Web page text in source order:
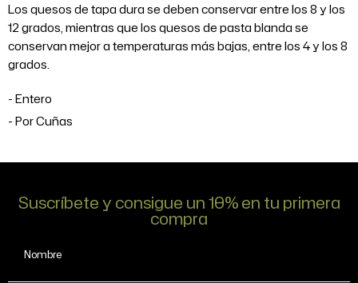
Los quesos de tapa dura se deben conservar entre los 8 y los
12 grados, mientras que los quesos de pasta blandase
conservan mejor a temperaturas más bajas, entre los 4 y los 8
grados.
Entero
Por Cuñas
Suscríbete y consigue un 10% en tu primera
compra
Nombre